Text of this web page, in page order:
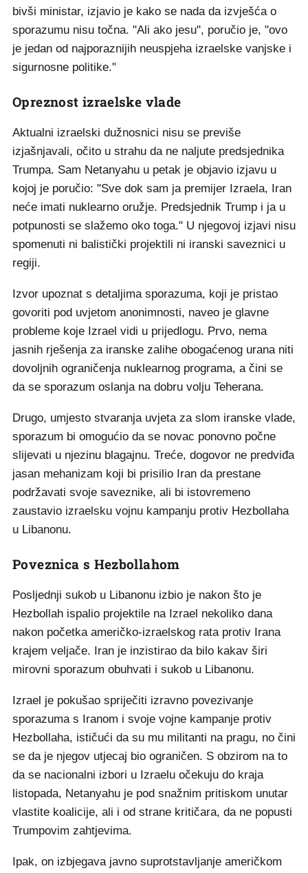
bivši ministar, izjavio je kako se nada da izvješća o
sporazumu nisu točna. "Ali ako jesu", poručio je, "ovo
je jedan od najporaznijih neuspjeha izraelske vanjske i
sigurnosne politike."
Opreznost izraelske vlade
Aktualni izraelski dužnosnici nisu se previše
izjašnjavali, očito u strahu da ne naljute predsjednika
Trumpa. Sam Netanyahu u petak je objavio izjavu u
kojoj je poručio: "Sve dok sam ja premijer Izraela, Iran
neće imati nuklearno oružje. Predsjednik Trump i ja u
potpunosti se slažemo oko toga." U njegovoj izjavi nisu
spomenuti ni balistički projektili ni iranski saveznici u
regiji.
Izvor upoznat s detaljima sporazuma, koji je pristao
govoriti pod uvjetom anonimnosti, naveo je glavne
probleme koje Izrael vidi u prijedlogu. Prvo, nema
jasnih rješenja za iranske zalihe obogaćenog urana niti
dovoljnih ograničenja nuklearnog programa, a čini se
da se sporazum oslanja na dobru volju Teherana.
Drugo, umjesto stvaranja uvjeta za slom iranske vlade,
sporazum bi omogućio da se novac ponovno počne
slijevati u njezinu blagajnu. Treće, dogovor ne predviđa
jasan mehanizam koji bi prisilio Iran da prestane
podržavati svoje saveznike, ali bi istovremeno
zaustavio izraelsku vojnu kampanju protiv Hezbollaha
u Libanonu.
Poveznica s Hezbollahom
Posljednji sukob u Libanonu izbio je nakon što je
Hezbollah ispalio projektile na Izrael nekoliko dana
nakon početka američko-izraelskog rata protiv Irana
krajem veljače. Iran je inzistirao da bilo kakav širi
mirovni sporazum obuhvati i sukob u Libanonu.
Izrael je pokušao spriječiti izravno povezivanje
sporazuma s Iranom i svoje vojne kampanje protiv
Hezbollaha, ističući da su mu militanti na pragu, no čini
se da je njegov utjecaj bio ograničen. S obzirom na to
da se nacionalni izbori u Izraelu očekuju do kraja
listopada, Netanyahu je pod snažnim pritiskom unutar
vlastite koalicije, ali i od strane kritičara, da ne popusti
Trumpovim zahtjevima.
Ipak, on izbjegava javno suprotstavljanje američkom